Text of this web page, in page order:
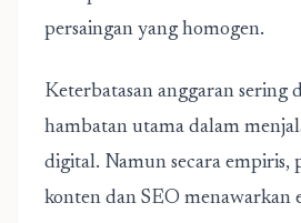
persaingan yang homogen.
Keterbatasan anggaran sering
hambatan utama dalam
digital. Namun secara empiris,
konten dan SEO menawarkan